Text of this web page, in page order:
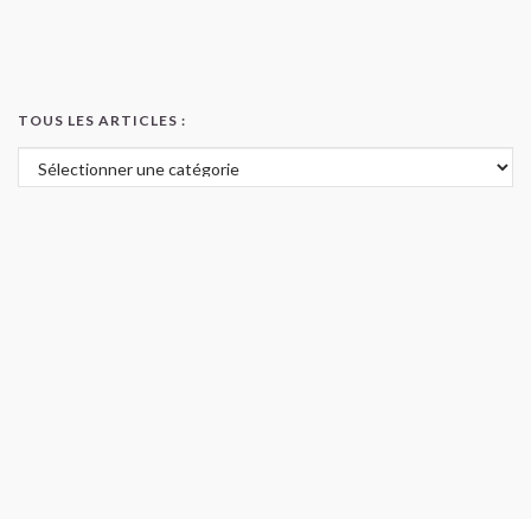
TOUS LES ARTICLES :
Tous les articles :